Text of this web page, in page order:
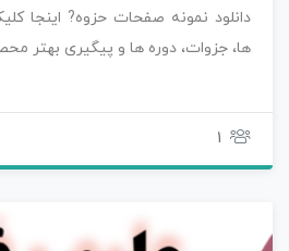
دانلود نمونه صفحات حزوه? اینجا
ها، جزوات، دوره ها و پیگیری بهتر
1